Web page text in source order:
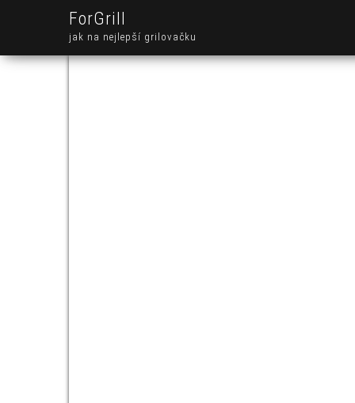
ForGrill
jak na nejlepší grilovačku